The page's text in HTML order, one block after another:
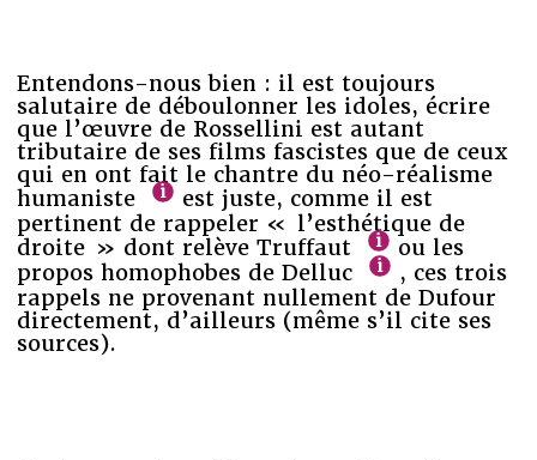
Entendons-nous bien : il est toujours
salutaire de déboulonner les idoles, écrire
que l’œuvre de Rossellini est autant
tributaire de ses films fascistes que de ceux
qui en ont fait le chantre du néo-réalisme
humaniste
est juste, comme il est
pertinent de rappeler « l’esthétique de
droite » dont relève Truffaut
ou les
propos homophobes de Delluc
, ces trois
rappels ne provenant nullement de Dufour
directement, d’ailleurs (même s’il cite ses
sources).